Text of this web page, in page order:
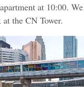
at 10:00.
the CN Tower.